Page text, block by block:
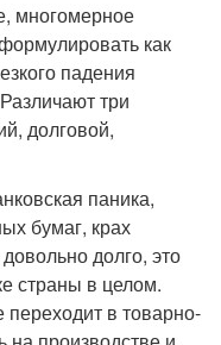
многомерное
как
падения
три
долговой,
паника,
бумаг, крах
долго, это
страны в целом.
в товарно-